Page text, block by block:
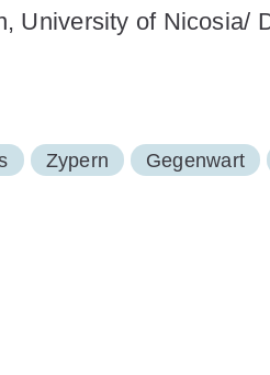
University of Nicosia/
Zypern Gegenwart